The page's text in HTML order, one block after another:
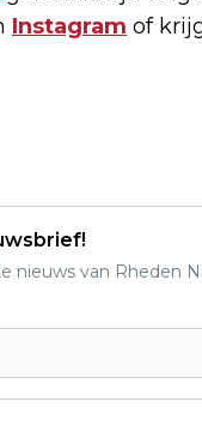
Instagram of
nieuws van Rheden